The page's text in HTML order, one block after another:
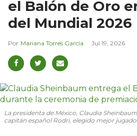
el Balón de Oro
del Mundial 2026
Mariana Torres García Jul 19, 2026
La presidenta de México, Claudia
capitán español Rodri, elegido mejor